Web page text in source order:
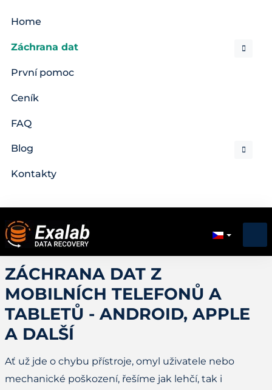
Home
Záchrana dat
První pomoc
Ceník
FAQ
Blog
Kontakty
ZÁCHRANA DAT Z
MOBILNÍCH TELEFONŮ A
TABLETŮ - ANDROID, APPLE
A DALŠÍ
Ať už jde o chybu přístroje, omyl uživatele nebo
mechanické poškození, řešíme jak lehčí, tak i